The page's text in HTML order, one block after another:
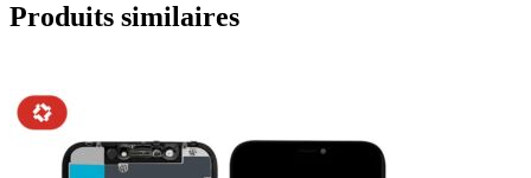
Produits similaires